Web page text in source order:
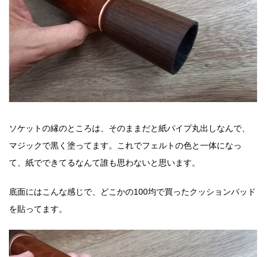
ソケットの縁のところは、そのままだと紙パイプ丸出しなんで、
マジックで黒く塗ってます。これでフェルトの色と一体になっ
て、紙でできてるなんて誰も思わないと思います。
底面にはこんな感じで、どこかの100均で買ったクッションパッド
を貼ってます。